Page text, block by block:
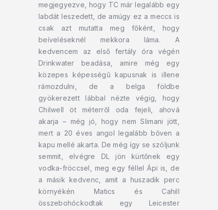
megjegyezve, hogy TC már legalább egy
labdát leszedett, de amúgy ez a meccs is
csak azt mutatta meg főként, hogy
beíveléseknél mekkora láma. A
kedvencem az első fertály óra végén
Drinkwater beadása, amire még egy
közepes képességű kapusnak is illene
rámozdulni, de a belga földbe
gyökerezett lábbal nézte végig, hogy
Chilwell öt méterről oda fejeli, ahová
akarja – még jó, hogy nem Slimani jött,
mert a 20 éves angol legalább bőven a
kapu mellé akarta. De még így se szóljunk
semmit, elvégre DL jön kürtőnek egy
vodka-fröccsel, meg egy féllel Ápi is, de
a másik kedvenc, amit a huszadik perc
környékén Matics és Cahill
összebohóckodtak egy Leicester